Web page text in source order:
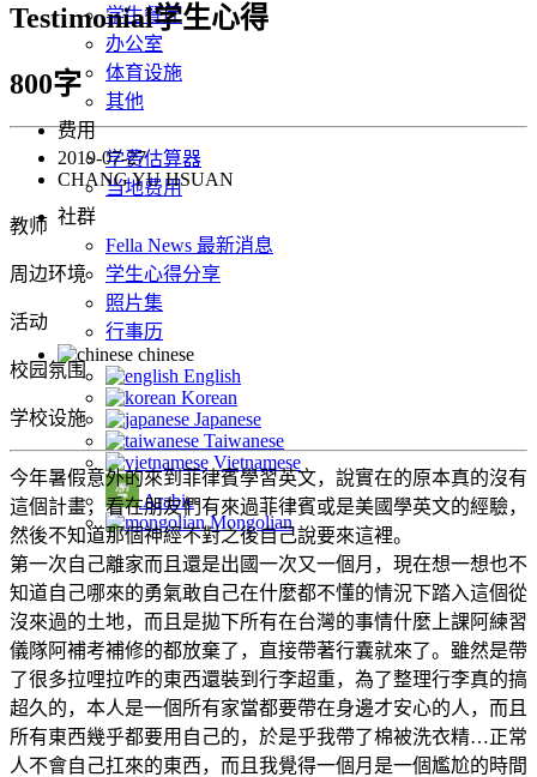
学生餐厅
办公室
体育设施
其他
费用
学费估算器
当地费用
社群
Fella News 最新消息
学生心得分享
照片集
行事历
chinese
English
Korean
Japanese
Taiwanese
Vietnamese
Arabic
Mongolian
Testimonial学生心得
800字
2019-07-27
CHANG YU HSUAN
教师
周边环境
活动
校园氛围
学校设施
今年暑假意外的來到菲律賓學習英文，說實在的原本真的沒有
這個計畫，看在朋友們有來過菲律賓或是美國學英文的經驗，
然後不知道那個神經不對之後自己說要來這裡。
第一次自己離家而且還是出國一次又一個月，現在想一想也不
知道自己哪來的勇氣敢自己在什麼都不懂的情況下踏入這個從
沒來過的土地，而且是拋下所有在台灣的事情什麼上課阿練習
儀隊阿補考補修的都放棄了，直接帶著行囊就來了。雖然是帶
了很多拉哩拉咋的東西還裝到行李超重，為了整理行李真的搞
超久的，本人是一個所有家當都要帶在身邊才安心的人，而且
所有東西幾乎都要用自己的，於是乎我帶了棉被洗衣精…正常
人不會自己扛來的東西，而且我覺得一個月是一個尷尬的時間